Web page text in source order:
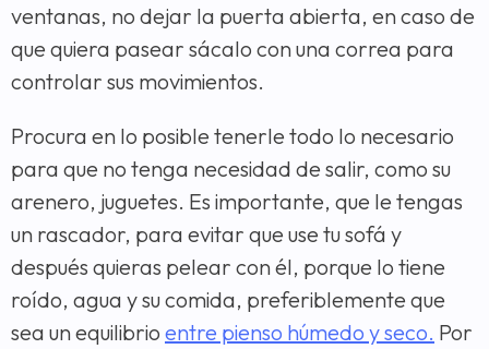
ventanas, no dejar la puerta abierta, en caso de
que quiera pasear sácalo con una correa para
controlar sus movimientos.
Procura en lo posible tenerle todo lo necesario
para que no tenga necesidad de salir, como su
arenero, juguetes. Es importante, que le tengas
un rascador, para evitar que use tu sofá y
después quieras pelear con él, porque lo tiene
roído, agua y su comida, preferiblemente que
sea un equilibrio entre pienso húmedo y seco. Por